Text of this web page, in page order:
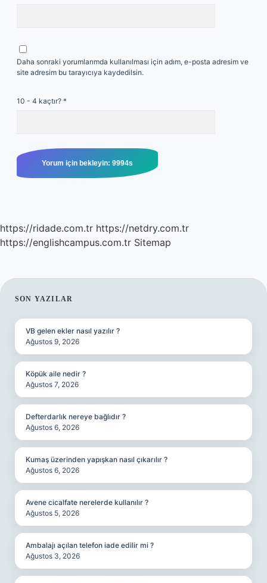
Daha sonraki yorumlarımda kullanılması için adım, e-posta adresim ve
site adresim bu tarayıcıya kaydedilsin.
10 - 4 kaçtır? *
https://ridade.com.tr https://netdry.com.tr
https://englishcampus.com.tr Sitemap
SIDEBAR
SON YAZILAR
VB gelen ekler nasıl yazılır ?
Ağustos 9, 2026
Köpük aile nedir ?
Ağustos 7, 2026
Defterdarlık nereye bağlıdır ?
Ağustos 6, 2026
Kumaş üzerinden yapışkan nasıl çıkarılır ?
Ağustos 6, 2026
Avene cicalfate nerelerde kullanılır ?
Ağustos 5, 2026
Ambalajı açılan telefon iade edilir mi ?
Ağustos 3, 2026